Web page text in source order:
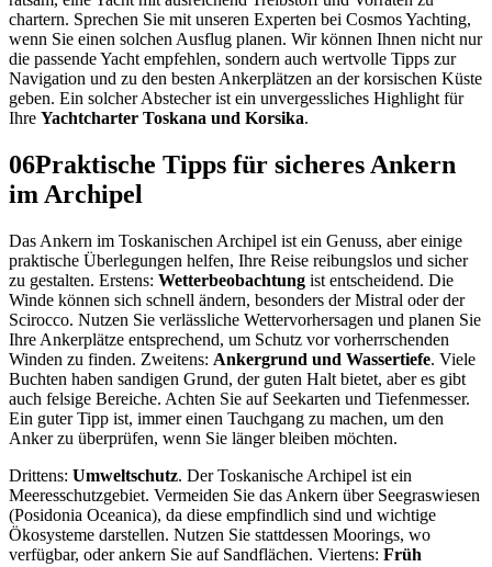
chartern. Sprechen Sie mit unseren Experten bei Cosmos Yachting,
wenn Sie einen solchen Ausflug planen. Wir können Ihnen nicht nur
die passende Yacht empfehlen, sondern auch wertvolle Tipps zur
Navigation und zu den besten Ankerplätzen an der korsischen Küste
geben. Ein solcher Abstecher ist ein unvergessliches Highlight für
Ihre Yachtcharter Toskana und Korsika.
06Praktische Tipps für sicheres Ankern
im Archipel
Das Ankern im Toskanischen Archipel ist ein Genuss, aber einige
praktische Überlegungen helfen, Ihre Reise reibungslos und sicher
zu gestalten. Erstens: Wetterbeobachtung ist entscheidend. Die
Winde können sich schnell ändern, besonders der Mistral oder der
Scirocco. Nutzen Sie verlässliche Wettervorhersagen und planen Sie
Ihre Ankerplätze entsprechend, um Schutz vor vorherrschenden
Winden zu finden. Zweitens: Ankergrund und Wassertiefe. Viele
Buchten haben sandigen Grund, der guten Halt bietet, aber es gibt
auch felsige Bereiche. Achten Sie auf Seekarten und Tiefenmesser.
Ein guter Tipp ist, immer einen Tauchgang zu machen, um den
Anker zu überprüfen, wenn Sie länger bleiben möchten.
Drittens: Umweltschutz. Der Toskanische Archipel ist ein
Meeresschutzgebiet. Vermeiden Sie das Ankern über Seegraswiesen
(Posidonia Oceanica), da diese empfindlich sind und wichtige
Ökosysteme darstellen. Nutzen Sie stattdessen Moorings, wo
verfügbar, oder ankern Sie auf Sandflächen. Viertens: Früh